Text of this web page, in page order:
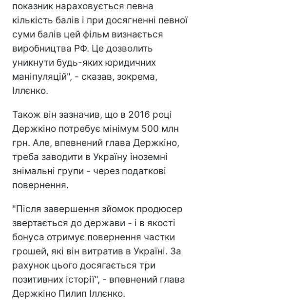
показник нараховується певна
кількість балів і при досягненні певної
суми балів цей фільм визнається
виробництва РФ. Це дозволить
уникнути будь-яких юридичних
маніпуляцій", - сказав, зокрема,
Іллєнко.
Також він зазначив, що в 2016 році
Держкіно потребує мінімум 500 млн
грн. Але, впевнений глава Держкіно,
треба заводити в Україну іноземні
знімальні групи - через податкові
повернення.
"Після завершення зйомок продюсер
звертається до держави - і в якості
бонуса отримує повернення частки
грошей, які він витратив в Україні. За
рахунок цього досягається три
позитивних історії", - впевнений глава
Держкіно Пилип Іллєнко.